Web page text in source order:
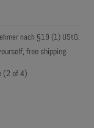
nach §19 (1) UStG.
free shipping.
(2 of 4)